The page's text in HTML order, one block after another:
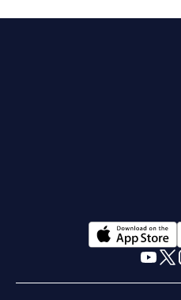
(opens in a new tab)